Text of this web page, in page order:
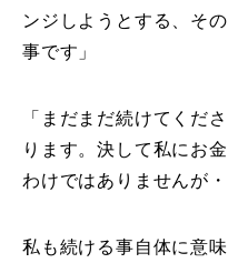
ンジしようとする、そ
事です」
「まだまだ続けてくだ
ります。決して私にお
わけではありませんが・
私も続ける事自体に意